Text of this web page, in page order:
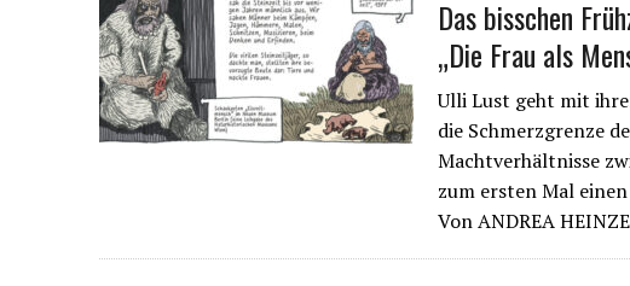
Das bisschen
„Die Frau als
Ulli Lust geht mit
die Schmerzgrenze
Machtverhältnisse
zum ersten Mal
Von ANDREA HEINZE